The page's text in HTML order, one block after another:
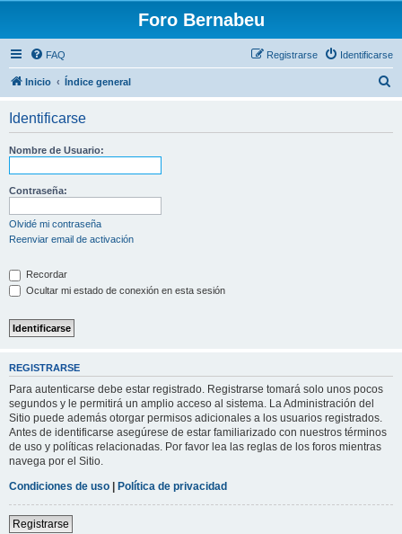
Foro Bernabeu
FAQ Identificarse
Registrarse
Inicio Índice general
Identificarse
Nombre de Usuario:
Contraseña:
Olvidé mi contraseña
Reenviar email de activación
Recordar
Ocultar mi estado de conexión en esta sesión
REGISTRARSE
Para autenticarse debe estar registrado. Registrarse tomará solo unos pocos
segundos y le permitirá un amplio acceso al sistema. La Administración del
Sitio puede además otorgar permisos adicionales a los usuarios registrados.
Antes de identificarse asegúrese de estar familiarizado con nuestros términos
de uso y políticas relacionadas. Por favor lea las reglas de los foros mientras
navega por el Sitio.
Condiciones de uso | Política de privacidad
Registrarse